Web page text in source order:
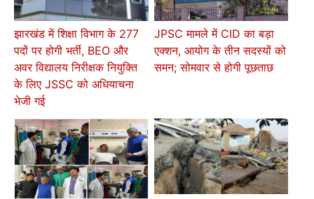
झारखंड में शिक्षा विभाग के 277
पदों पर होगी भर्ती, BEO और
अवर विद्यालय निरीक्षक नियुक्ति
के लिए JSSC को अधियाचना
भेजी गई
JPSC मामले में CID का बड़ा
एक्शन, आयोग के तीन सदस्यों को
समन; सोमवार से होगी पूछताछ